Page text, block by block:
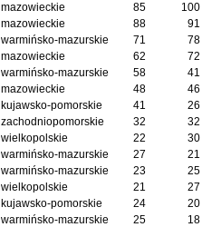
mazowieckie 85
100
mazowieckie 88
91
warmińsko-mazurskie 71
78
mazowieckie 62
72
warmińsko-mazurskie 58
41
mazowieckie 48
46
kujawsko-pomorskie 41
26
zachodniopomorskie 32
32
wielkopolskie 22
30
warmińsko-mazurskie 27
21
warmińsko-mazurskie 23
25
wielkopolskie 21
27
kujawsko-pomorskie 24
20
warmińsko-mazurskie 25
18